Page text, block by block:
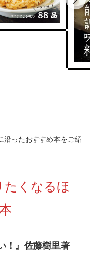
沿ったおすすめ本をご紹
くなるほ
！』佐藤樹里著